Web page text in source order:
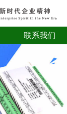
联系我们